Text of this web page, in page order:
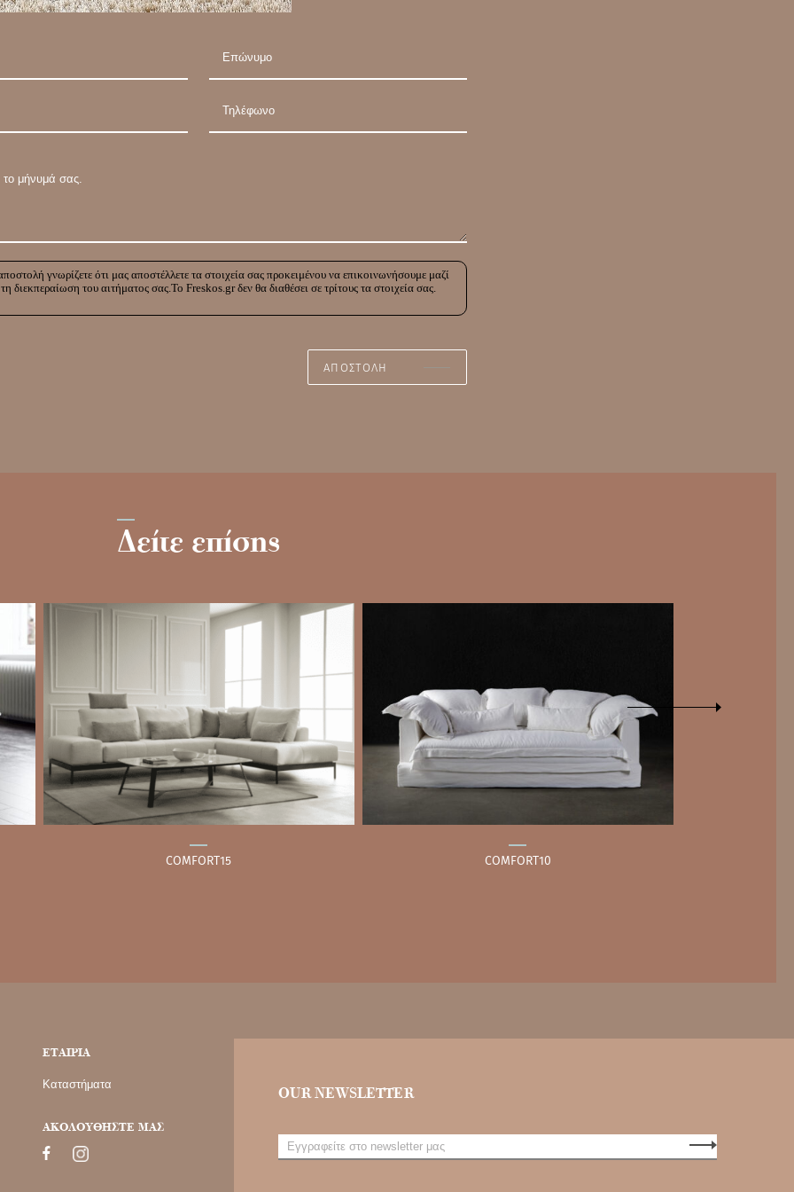
γνωρίζετε ότι μας αποστέλλετε τα στοιχεία σας προκειμένου να επικοινωνήσουμε μαζί
διεκπεραίωση του αιτήματος σας.Το Freskos.gr δεν θα διαθέσει σε τρίτους τα στοιχεία σας.
Δείτε επίσης
COMFORT15 COMFORT10
ΕΤΑΙΡΙΑ
Καταστήματα
ΑΚΟΛΟΥΘΗΣΤΕ ΜΑΣ
OUR NEWSLETTER